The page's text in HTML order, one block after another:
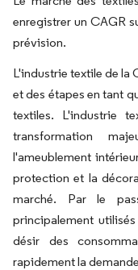
enregistrer un CAGR
prévision.
L'industrie textile de la
et des étapes en tant
textiles. L'industrie
transformation
l'ameublement
protection et la
marché. Par le
principalement
désir des
rapidement la